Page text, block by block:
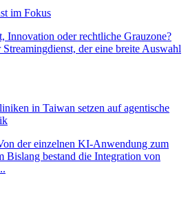
im Fokus
Innovation oder rechtliche Grauzone?
der eine breite Auswahl
in Taiwan setzen auf agentische
der einzelnen KI-Anwendung zum
Bislang bestand die Integration von